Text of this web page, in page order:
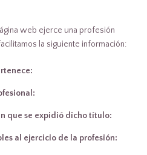
web ejerce una profesión
la siguiente información:
que se expidió dicho título:
al ejercicio de la profesión: